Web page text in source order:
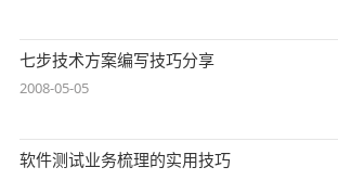
七步技术方案编写技巧分享
2008-05-05
软件测试业务梳理的实用技巧